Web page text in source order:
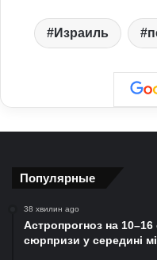
Израиль
Популярные
38 хвилин ago
Астропрогноз на 10–16
сюрпризи у середині